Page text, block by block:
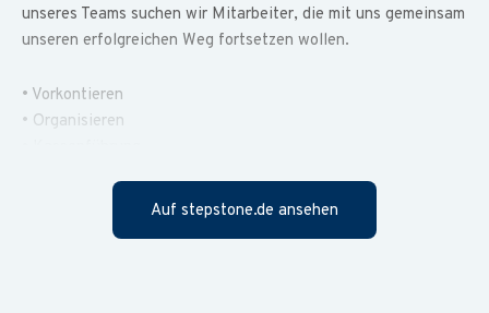
unseres Teams suchen wir Mitarbeiter, die mit uns gemeinsam
unseren erfolgreichen Weg fortsetzen wollen.
• Vorkontieren
• Organisieren
• Unterstützung in der Bearbeitung laufender
Auf stepstone.de ansehen